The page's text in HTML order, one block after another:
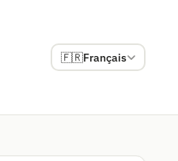
🇫🇷Français